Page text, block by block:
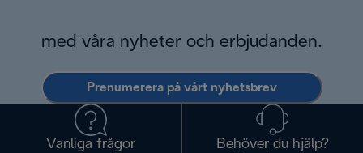
med våra nyheter och erbjudanden.
Prenumerera på vårt nyhetsbrev
Vanliga frågor
Behöver du hjälp?